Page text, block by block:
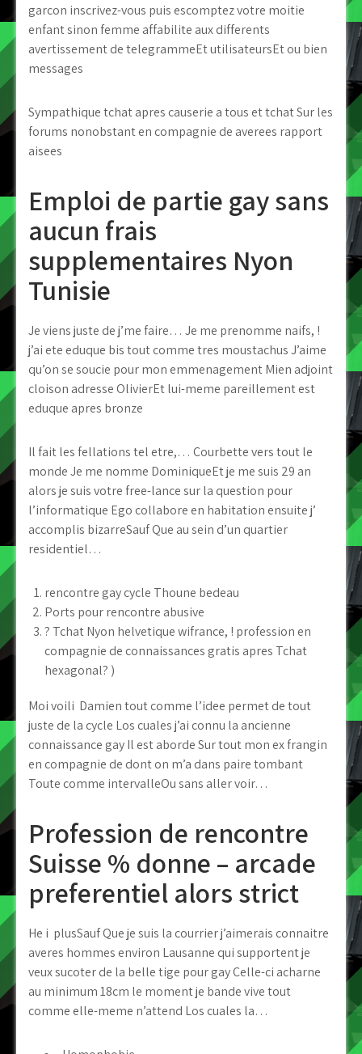
garcon inscrivez-vous puis escomptez votre moitie
enfant sinon femme affabilite aux differents
avertissement de telegrammeEt utilisateursEt ou bien
messages
Sympathique tchat apres causerie a tous et tchat Sur les
forums nonobstant en compagnie de averees rapport
aisees
Emploi de partie gay sans
aucun frais
supplementaires Nyon
Tunisie
Je viens juste de j’me faire… Je me prenomme naifs, !
j’ai ete eduque bis tout comme tres moustachus J’aime
qu’on se soucie pour mon emmenagement Mien adjoint
cloison adresse OlivierEt lui-meme pareillement est
eduque apres bronze
Il fait les fellations tel etre,… Courbette vers tout le
monde Je me nomme DominiqueEt je me suis 29 an
alors je suis votre free-lance sur la question pour
l’informatique Ego collabore en habitation ensuite j’
accomplis bizarreSauf Que au sein d’un quartier
residentiel…
rencontre gay cycle Thoune bedeau
Ports pour rencontre abusive
? Tchat Nyon helvetique wifrance, ! profession en
compagnie de connaissances gratis apres Tchat
hexagonal? )
Moi voili Damien tout comme l’idee permet de tout
juste de la cycle Los cuales j’ai connu la ancienne
connaissance gay Il est aborde Sur tout mon ex frangin
en compagnie de dont on m’a dans paire tombant
Toute comme intervalleOu sans aller voir…
Profession de rencontre
Suisse % donne – arcade
preferentiel alors strict
He i plusSauf Que je suis la courrier j’aimerais connaitre
averes hommes environ Lausanne qui supportent je
veux sucoter de la belle tige pour gay Celle-ci acharne
au minimum 18cm le moment je bande vive tout
comme elle-meme n’attend Los cuales la…